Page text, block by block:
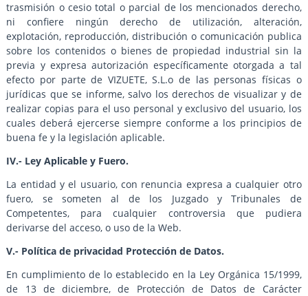
trasmisión o cesio total o parcial de los mencionados derecho,
ni confiere ningún derecho de utilización, alteración,
explotación, reproducción, distribución o comunicación publica
sobre los contenidos o bienes de propiedad industrial sin la
previa y expresa autorización específicamente otorgada a tal
efecto por parte de VIZUETE, S.L.o de las personas físicas o
jurídicas que se informe, salvo los derechos de visualizar y de
realizar copias para el uso personal y exclusivo del usuario, los
cuales deberá ejercerse siempre conforme a los principios de
buena fe y la legislación aplicable.
IV.- Ley Aplicable y Fuero.
La entidad y el usuario, con renuncia expresa a cualquier otro
fuero, se someten al de los Juzgado y Tribunales de
Competentes, para cualquier controversia que pudiera
derivarse del acceso, o uso de la Web.
V.- Política de privacidad Protección de Datos.
En cumplimiento de lo establecido en la Ley Orgánica 15/1999,
de 13 de diciembre, de Protección de Datos de Carácter